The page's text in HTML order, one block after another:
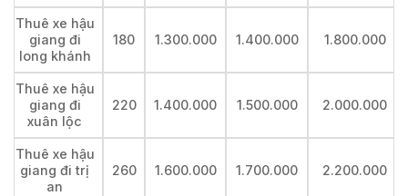
Thuê xe hậu
giang đi
long khánh
180 1.300.000 1.400.000 1.800.000
Thuê xe hậu
giang đi
xuân lộc
220 1.400.000 1.500.000 2.000.000
Thuê xe hậu
giang đi trị
an
260 1.600.000 1.700.000 2.200.000